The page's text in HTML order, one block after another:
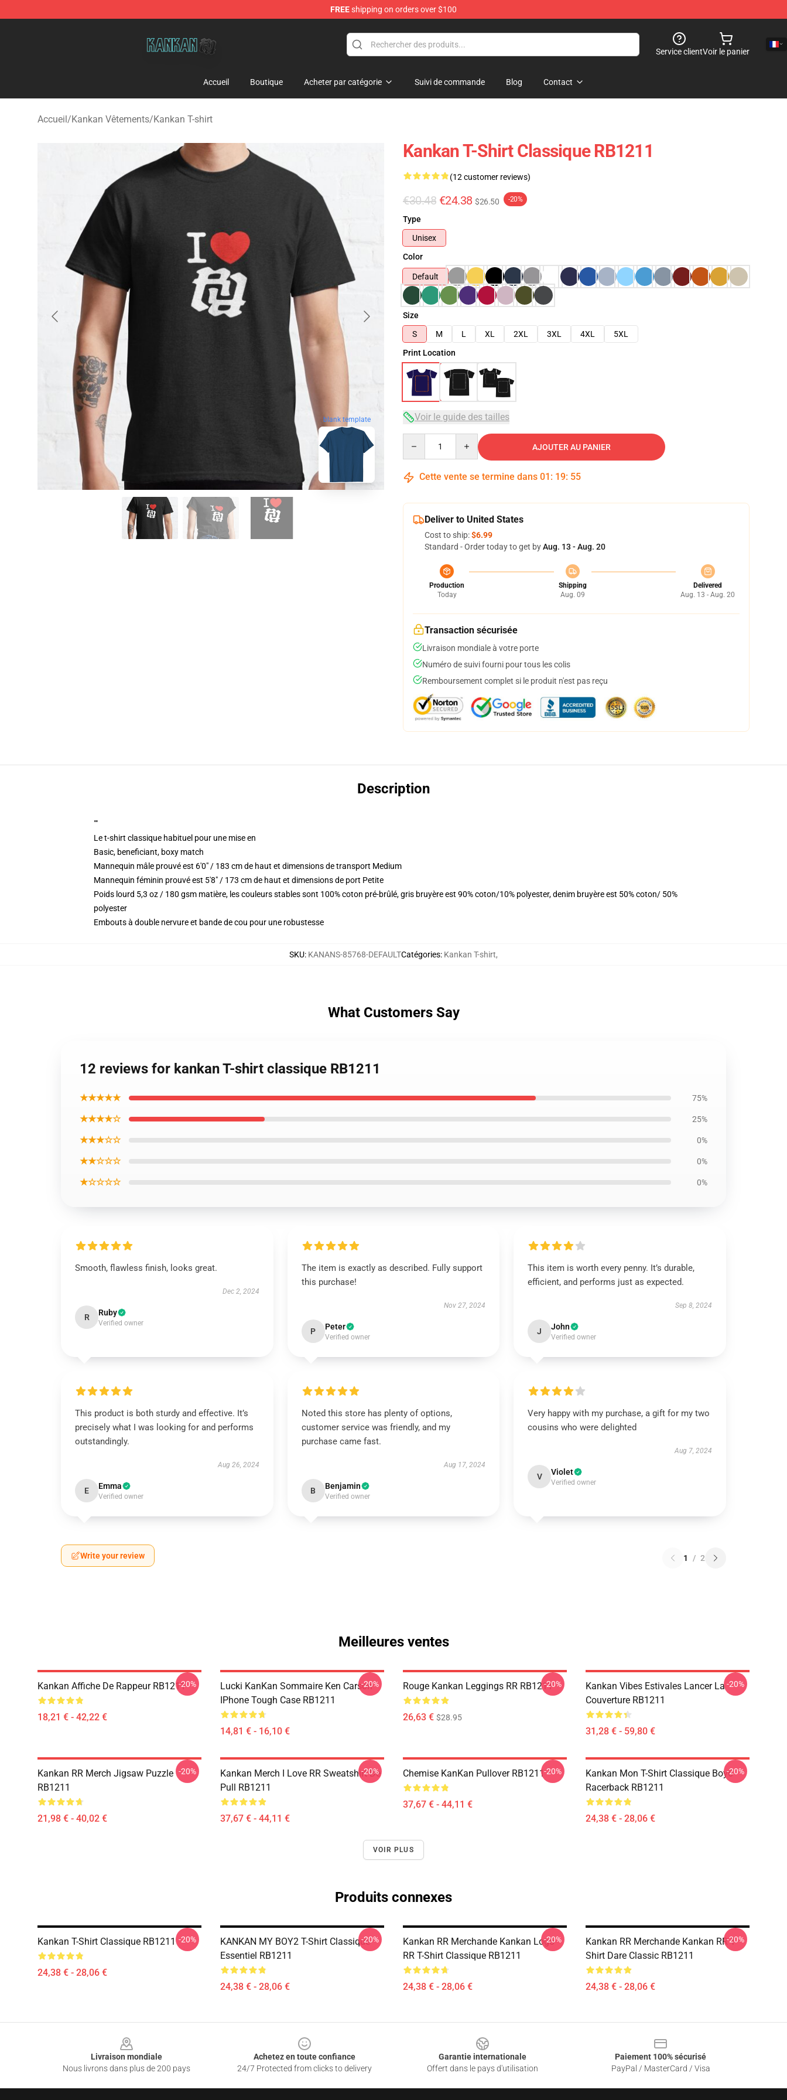
FREEshipping on orders over $100
Service clientVoir le panier
Accueil Boutique Acheter par catégorie Suivi de commande Blog Contact
Accueil/Kankan Vêtements/Kankan T-shirt
blank template
Kankan T-Shirt Classique RB1211
(12 customer reviews)
€30.48 €24.38 $26.50 -20%
Type
Unisex
Color
Default
Size
S
M L XL 2XL 3XL 4XL
5XL
Print Location
Voir le guide des tailles
AJOUTER AU PANIER
Cette vente se termine dans 01 : 19: 54
Deliver to United States
Cost to ship:$6.99
Standard - Order today to get byAug. 13 - Aug. 20
Production
Today
Shipping
Aug. 09
Delivered
Aug. 13 - Aug. 20
Transaction sécurisée
Livraison mondiale à votre porte
Numéro de suivi fourni pour tous les colis
Remboursement complet si le produit n'est pas reçu
Description
""
Le t-shirt classique habituel pour une mise en
Basic, beneficiant, boxy match
Mannequin mâle prouvé est 6'0" / 183 cm de haut et dimensions de transport Medium
Mannequin féminin prouvé est 5'8" / 173 cm de haut et dimensions de port Petite
Poids lourd 5,3 oz / 180 gsm matière, les couleurs stables sont 100% coton pré-brûlé, gris bruyère est 90% coton/10% polyester, denim bruyère est 50% coton/ 50%
polyester
Embouts à double nervure et bande de cou pour une robustesse
SKU: KANANS-85768-DEFAULTCatégories: Kankan T-shirt,
What Customers Say
12 reviews for kankan T-shirt classique RB1211
★★★★★ 75%
★★★★☆ 25%
★★★☆☆ 0%
★★☆☆☆ 0%
★☆☆☆☆ 0%
Smooth, flawless finish, looks great.
Dec 2, 2024
R Ruby
Verified owner
The item is exactly as described. Fully support
this purchase!
Nov 27, 2024
P Peter
Verified owner
This item is worth every penny. It’s durable,
efficient, and performs just as expected.
Sep 8, 2024
J John
Verified owner
This product is both sturdy and effective. It’s
precisely what I was looking for and performs
outstandingly.
Aug 26, 2024
E Emma
Verified owner
Noted this store has plenty of options,
customer service was friendly, and my
purchase came fast.
Aug 17, 2024
B Benjamin
Verified owner
Very happy with my purchase, a gift for my two
cousins who were delighted
Aug 7, 2024
V Violet
Verified owner
Write your review 1 / 2
Meilleures ventes
Kankan Affiche De Rappeur RB1211
18,21 € - 42,22 €
-20%
Lucki KanKan Sommaire Ken Carson
IPhone Tough Case RB1211
14,81 € - 16,10 €
-20% Rouge Kankan Leggings RR RB1211
26,63 € $28.95
-20%
Kankan Vibes Estivales Lancer La
Couverture RB1211
31,28 € - 59,80 €
-20%
Kankan RR Merch Jigsaw Puzzle
RB1211
21,98 € - 40,02 €
-20%
Kankan Merch I Love RR Sweatshirt De
Pull RB1211
37,67 € - 44,11 €
-20% Chemise KanKan Pullover RB1211
37,67 € - 44,11 €
-20%
Kankan Mon T-Shirt Classique Boy6
Racerback RB1211
24,38 € - 28,06 €
-20%
VOIR PLUS
Produits connexes
Kankan T-Shirt Classique RB1211
24,38 € - 28,06 €
-20%
KANKAN MY BOY2 T-Shirt Classique
Essentiel RB1211
24,38 € - 28,06 €
-20%
Kankan RR Merchande Kankan Logo
RR T-Shirt Classique RB1211
24,38 € - 28,06 €
-20%
Kankan RR Merchande Kankan RR T-
Shirt Dare Classic RB1211
24,38 € - 28,06 €
-20%
Livraison mondiale
Nous livrons dans plus de 200 pays
Achetez en toute confiance
24/7 Protected from clicks to delivery
Garantie internationale
Offert dans le pays d'utilisation
Paiement 100% sécurisé
PayPal / MasterCard / Visa